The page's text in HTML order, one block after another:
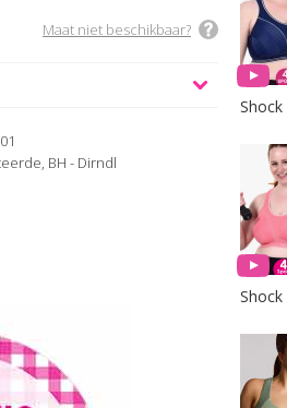
Maat niet beschikbaar?
BH - Dirndl